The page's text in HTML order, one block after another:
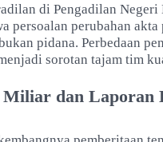
di Pengadilan
persoalan perubahan akta
pidana. Perbedaan
sorotan tajam tim
Miliar dan Laporan